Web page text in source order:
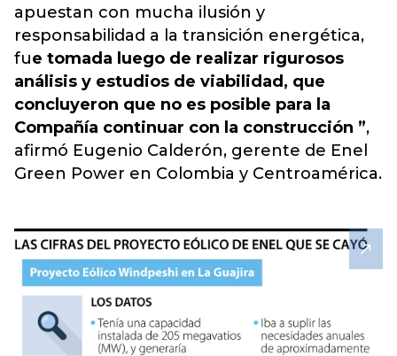
apuestan con mucha ilusión y
responsabilidad a la transición energética,
fue tomada luego de realizar rigurosos
análisis y estudios de viabilidad, que
concluyeron que no es posible para la
Compañía continuar con la construcción ”,
afirmó Eugenio Calderón, gerente de Enel
Green Power en Colombia y Centroamérica.